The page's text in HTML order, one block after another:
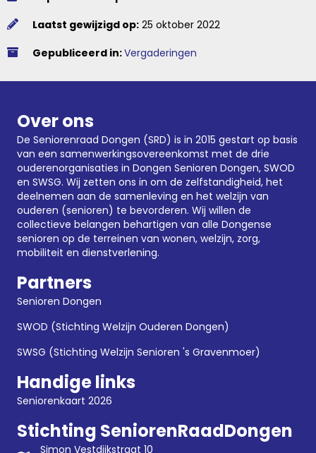
Laatst gewijzigd op: 25 oktober 2022
Gepubliceerd in:Vergaderingen
Over ons
De Seniorenraad Dongen (SRD) is in 2015 gestart op basis
van een samenwerkingsovereenkomst met de drie
ouderenorganisaties in Dongen Senioren Dongen, SWOD
en SWSG. Wij zetten ons in om de zelfstandigheid, het
deelnemen aan de samenleving en het welzijn van
ouderen (senioren) te bevorderen. Wij willen de
collectieve belangen behartigen van alle Dongense
senioren op de terreinen van wonen, welzijn, zorg,
mobiliteit en dienstverlening.
Partners
Senioren Dongen
SWOD (Stichting Welzijn Ouderen Dongen)
SWSG (Stichting Welzijn Senioren 's Gravenmoer)
Handige links
Seniorenkaart 2026
Stichting SeniorenRaadDongen
Simon Vestdijkstraat 10